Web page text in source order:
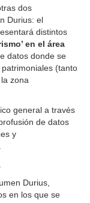
dos
Durius: el
distintos
en el área
datos donde se
(tanto
zona
general a través
de datos
y
Durius,
en los que se